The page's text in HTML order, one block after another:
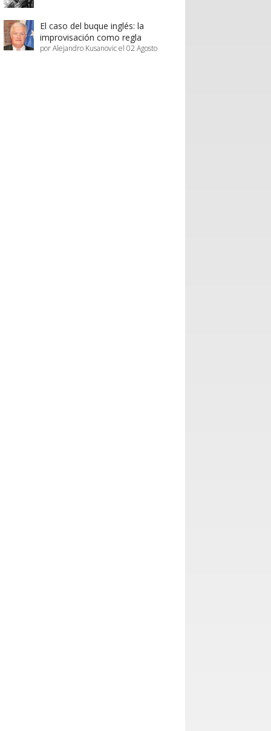
El caso del buque inglés: la
improvisación como regla
por Alejandro Kusanovic el 02 Agosto